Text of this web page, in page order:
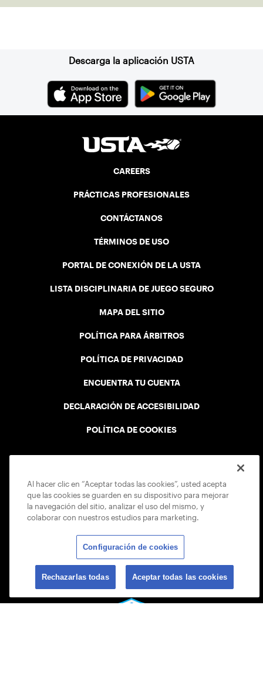
Descarga la aplicación USTA
CAREERS
PRÁCTICAS PROFESIONALES
CONTÁCTANOS
TÉRMINOS DE USO
PORTAL DE CONEXIÓN DE LA USTA
LISTA DISCIPLINARIA DE JUEGO SEGURO
MAPA DEL SITIO
POLÍTICA PARA ÁRBITROS
POLÍTICA DE PRIVACIDAD
ENCUENTRA TU CUENTA
DECLARACIÓN DE ACCESIBILIDAD
POLÍTICA DE COOKIES
USTA APPS
Al hacer clic en “Aceptar todas las cookies”, usted acepta
que las cookies se guarden en su dispositivo para mejorar
la navegación del sitio, analizar el uso del mismo, y
colaborar con nuestros estudios para marketing.
Configuración de cookies
Rechazarlas todas Aceptar todas las cookies